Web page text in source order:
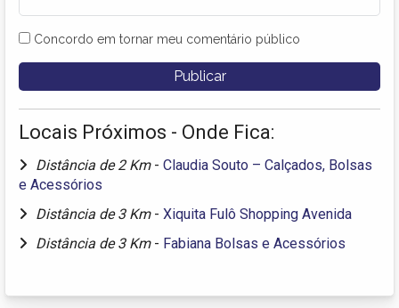
Concordo em tornar meu comentário público
Locais Próximos - Onde Fica:
Distância de 2 Km - Claudia Souto – Calçados, Bolsas
e Acessórios
Distância de 3 Km - Xiquita Fulô Shopping Avenida
Distância de 3 Km - Fabiana Bolsas e Acessórios